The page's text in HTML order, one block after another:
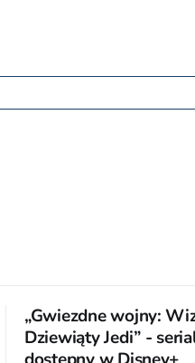
„Gwiezdne wojny:
Dziewiąty Jedi” -